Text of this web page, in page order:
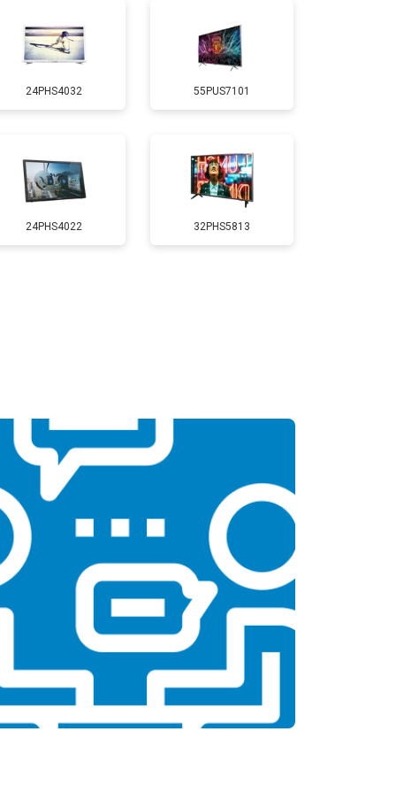
5200 ₽ Заказать
3100 ₽ Заказать
3700 ₽ Заказать
5500 ₽
24PHS4032 55PUS7101
24PHS4022 32PHS5813